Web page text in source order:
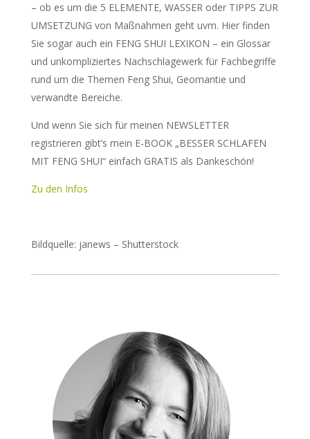
– ob es um die 5 ELEMENTE, WASSER oder TIPPS ZUR
UMSETZUNG von Maßnahmen geht uvm. Hier finden
Sie sogar auch ein FENG SHUI LEXIKON – ein Glossar
und unkompliziertes Nachschlagewerk für Fachbegriffe
rund um die Themen Feng Shui, Geomantie und
verwandte Bereiche.
Und wenn Sie sich für meinen NEWSLETTER
registrieren gibt’s mein E-BOOK „BESSER SCHLAFEN
MIT FENG SHUI“ einfach GRATIS als Dankeschön!
Zu den Infos
Bildquelle: janews – Shutterstock